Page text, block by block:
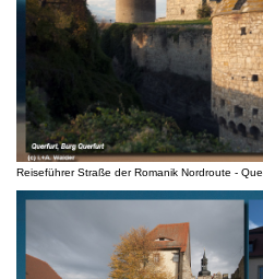
Reiseführer Straße der Romanik Nordroute -